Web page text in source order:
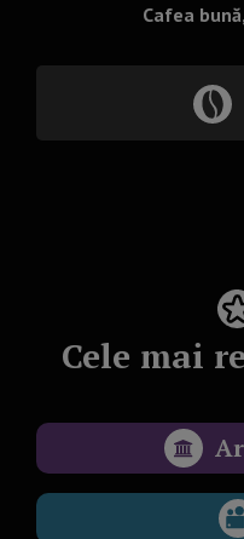
Cafea
Cele mai